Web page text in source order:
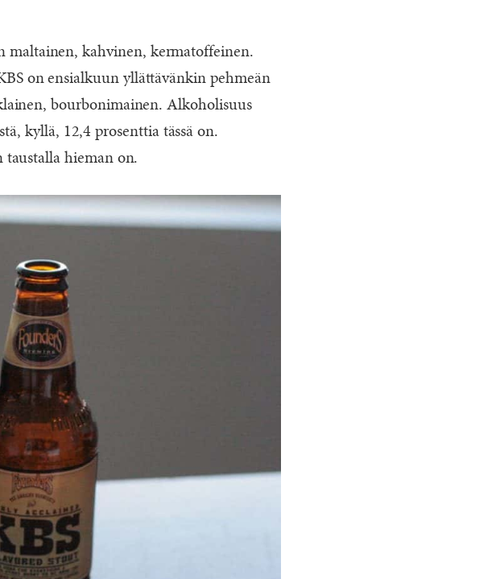
maltainen, kahvinen, kermatoffeinen.
on ensialkuun yllättävänkin pehmeän
bourbonimainen. Alkoholisuus
kyllä, 12,4 prosenttia tässä on.
taustalla hieman on.